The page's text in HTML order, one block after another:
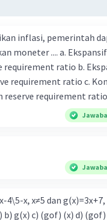
inflasi, pemerintah
moneter .... a.
requirement ratio b.
requirement ratio c.
reserve requirement
reserve requirement
tingkat diskonto Bila
.... a. Menimbulkan
uang beredar
jumlah uang beredar
ke kanan atas c.
4\5-x, x≠5 dan
b) g(x) c) (gof) (x) d)